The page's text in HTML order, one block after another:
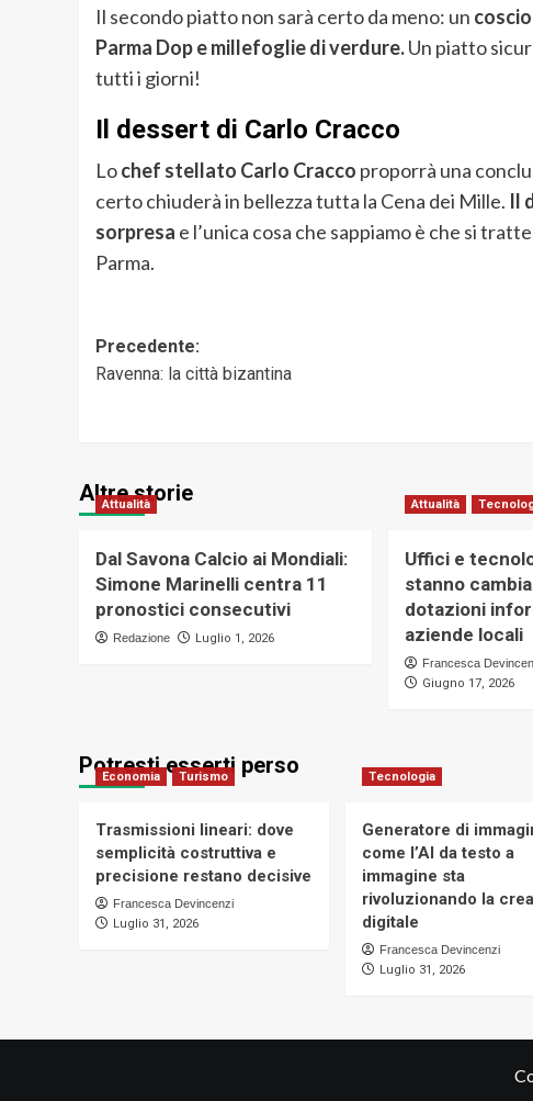
Il secondo piatto non sarà certo da meno: un
Parma Dop e millefoglie di verdure.Un piatto
tutti i giorni!
Il dessert di Carlo Cracco
Lochef stellato Carlo Cracco proporrà una
certo chiuderà in bellezza tutta la Cena dei Mille. Il
sorpresa e l’unica cosa che sappiamo è che si
Parma.
Navigazione
articolo
Precedente:
Ravenna: la città bizantina
Altre storie
Attualità
Dal Savona Calcio ai Mondiali:
Simone Marinelli centra 11
pronostici consecutivi
Redazione Luglio 1, 2026
Attualità
Uffici e
stanno
dotazioni
aziende locali
Francesca
Giugno 17, 2026
Potresti esserti perso
Economia Turismo
Trasmissioni lineari: dove
semplicità costruttiva e
precisione restano decisive
Francesca Devincenzi
Luglio 31, 2026
Tecnologia
Generatore di
come l’AI da testo a
immagine sta
rivoluzionando la
digitale
Francesca Devincenzi
Luglio 31, 2026